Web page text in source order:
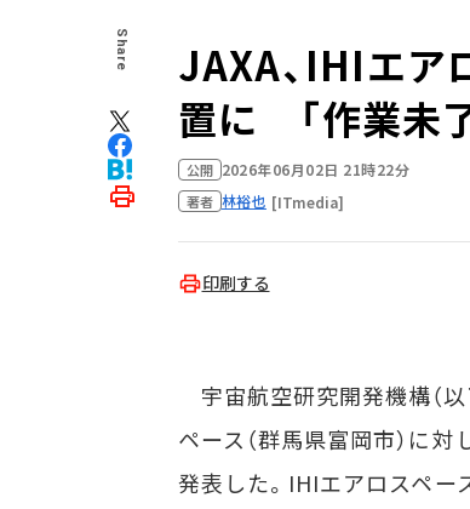
Share
JAXA、IHIエア
置に 「作業未
公開 2026年06月02日 21時22分
著者 林裕也 [ITmedia]
印刷する
宇宙航空研究開発機構（
ペース（群馬県富岡市）に
発表した。IHIエアロスペー